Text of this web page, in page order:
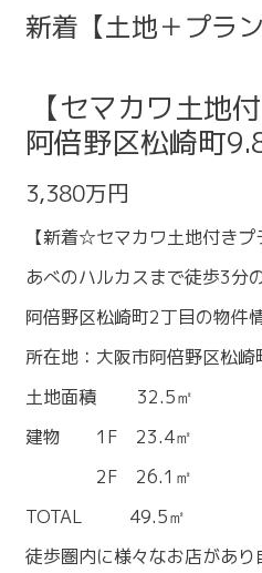
新着【土地＋プラ
【セマカワ土地
阿倍野区松崎町
3,380万円
【新着☆セマカワ土地付きプ
あべのハルカスまで徒歩3分
阿倍野区松崎町2丁目の物件
所在地：大阪市阿倍野区松崎
土地面積 32.5㎡
建物 1F 23.4㎡
2F 26.1㎡
TOTAL 49.5㎡
徒歩圏内に様々なお店があり